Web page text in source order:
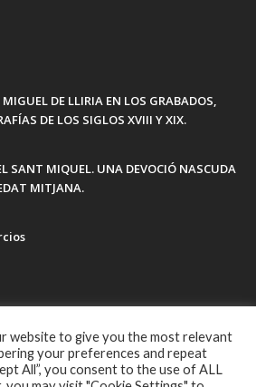
DE LLIRIA EN LOS GRABADOS,
DE LOS SIGLOS XVIII Y XIX.
SANT MIQUEL. UNA DEVOCIÓ NASCUDA
MITJANA.
XXI
website to give you the most relevant
your preferences and repeat
All”, you consent to the use of ALL